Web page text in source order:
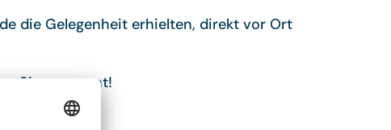
die Gelegenheit erhielten, direkt vor Ort
Sie gespannt!